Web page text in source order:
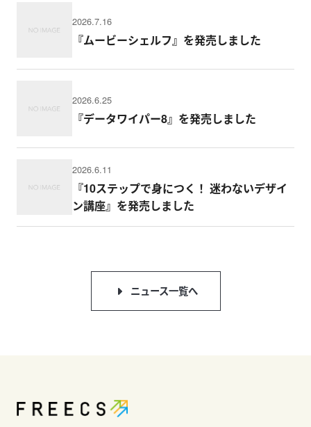
2026.7.16
『ムービーシェルフ』を発売しました
2026.6.25
『データワイパー8』を発売しました
2026.6.11
『10ステップで身につく！ 迷わないデザイ
ン講座』を発売しました
ニュース一覧へ